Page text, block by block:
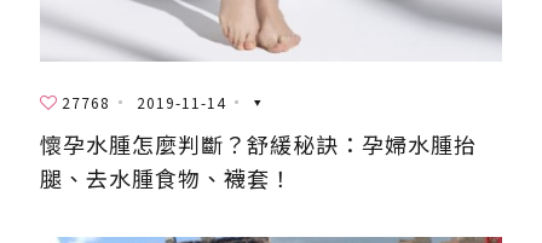
27768 2019-11-14
懷孕水腫怎麼判斷？舒緩秘訣：孕婦水腫抬
腿、去水腫食物、襪套！